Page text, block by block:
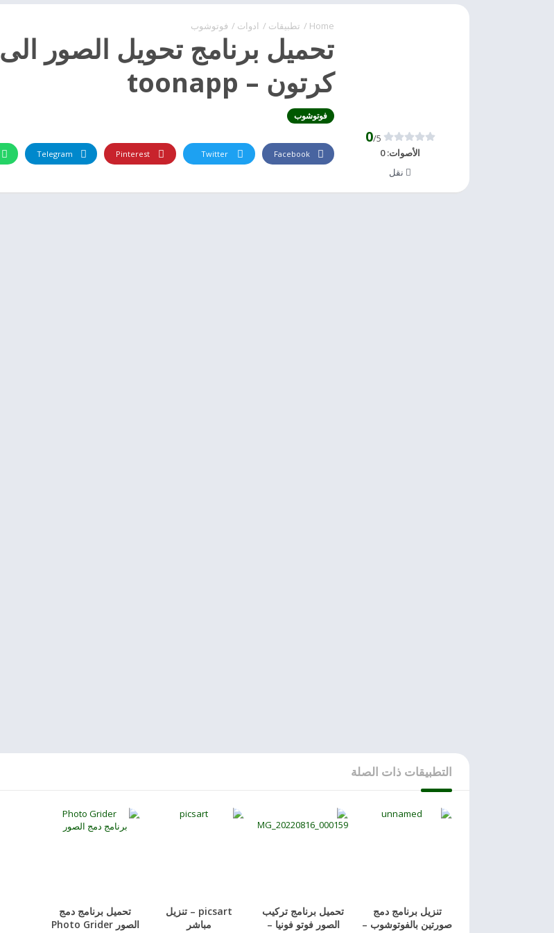
Home
/ تطبيقات / ادوات / فوتوشوب
تحميل برنامج تحويل الصور الى
كرتون – toonapp
فوتوشوب
0/5
الأصوات:0
نقل
Facebook
Twitter
Pinterest
Telegram
التطبيقات ذات الصلة
تنزيل برنامج دمج
صورتين بالفوتوشوب –
تحميل برنامج تركيب
الصور فوتو فونيا –
picsart – تنزيل
مباشر
تحميل برنامج دمج
الصور Photo Grider